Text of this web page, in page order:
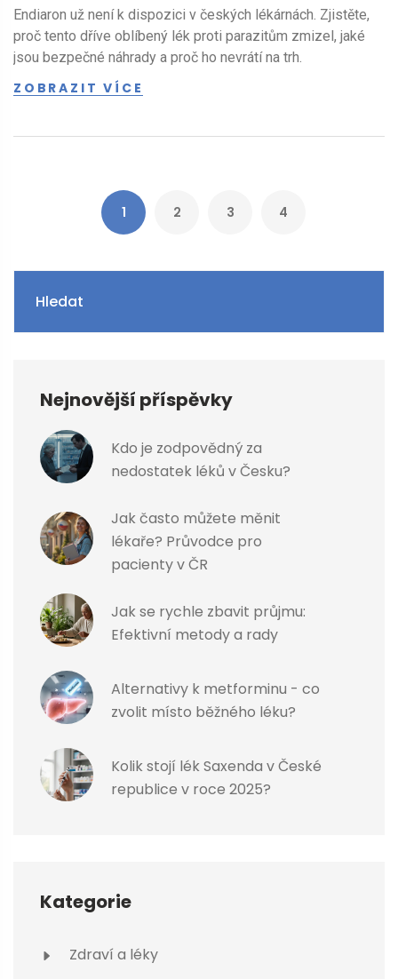
Endiaron už není k dispozici v českých lékárnách. Zjistěte,
proč tento dříve oblíbený lék proti parazitům zmizel, jaké
jsou bezpečné náhrady a proč ho nevrátí na trh.
ZOBRAZIT VÍCE
1 2 3 4
Hledat
Nejnovější příspěvky
Kdo je zodpovědný za
nedostatek léků v Česku?
Jak často můžete měnit
lékaře? Průvodce pro
pacienty v ČR
Jak se rychle zbavit průjmu:
Efektivní metody a rady
Alternativy k metforminu - co
zvolit místo běžného léku?
Kolik stojí lék Saxenda v České
republice v roce 2025?
Kategorie
Zdraví a léky